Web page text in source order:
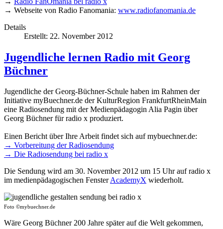
→ Webseite von Radio Fanomania: www.radiofanomania.de
Details
Erstellt: 22. November 2012
Jugendliche lernen Radio mit Georg
Büchner
Jugendliche der Georg-Büchner-Schule haben im Rahmen der
Initiative myBuechner.de der KulturRegion FrankfurtRheinMain
eine Radiosendung mit der Medienpädagogin Alia Pagin über
Georg Büchner für radio x produziert.
Einen Bericht über Ihre Arbeit findet sich auf mybuechner.de:
→ Vorbereitung der Radiosendung
→ Die Radiosendung bei radio x
Die Sendung wird am 30. November 2012 um 15 Uhr auf radio x
im medienpädagogischen FensterAcademyX wiederholt.
Foto ©mybuechner.de
Wäre Georg Büchner 200 Jahre später auf die Welt gekommen,